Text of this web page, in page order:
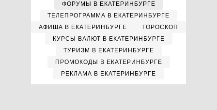
ФОРУМЫ В ЕКАТЕРИНБУРГЕ
ТЕЛЕПРОГРАММА В ЕКАТЕРИНБУРГЕ
АФИША В ЕКАТЕРИНБУРГЕ
ГОРОСКОП
КУРСЫ ВАЛЮТ В ЕКАТЕРИНБУРГЕ
ТУРИЗМ В ЕКАТЕРИНБУРГЕ
ПРОМОКОДЫ В ЕКАТЕРИНБУРГЕ
РЕКЛАМА В ЕКАТЕРИНБУРГЕ